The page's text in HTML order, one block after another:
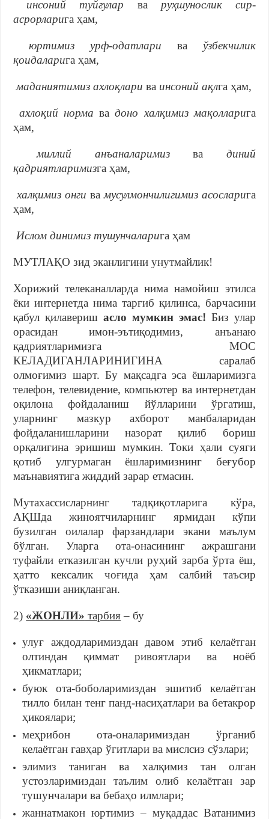
инсоний туйғулар ва руҳшунослик сир-
асрорларига ҳам,
юртимиз урф-одатлари ва ўзбекчилик
қоидаларига ҳам,
маданиятимиз ахлоқлари ва инсоний ақлга ҳам,
ахлоқий норма вадоно халқимиз мақолларига
ҳам,
миллий анъаналаримизва диний
қадриятларимизга ҳам,
халқимиз онги вамусулмончилигимиз асосларига
ҳам,
Ислом динимиз тушунчаларига ҳам
МУТЛАҚО зид эканлигини унутмайлик!
Хорижий телеканалларда нима намойиш этилса
ёки интернетда нима тарғиб қилинса, барчасини
қабул қилаверишасло мумкин эмас! Биз улар
орасидан имон-эътиқодимиз, анъанаю
қадриятларимизга МОС
КЕЛАДИГАНЛАРИНИГИНА саралаб
олмоғимиз шарт. Бу мақсадга эса ёшларимизга
телефон, телевидение, компьютер ва интернетдан
оқилона фойдаланиш йўлларини ўргатиш,
уларнинг мазкур ахборот манбаларидан
фойдаланишларини назорат қилиб бориш
орқалигина эришиш мумкин. Токи ҳали суяги
қотиб улгурмаган ёшларимизнинг беғубор
маънавиятига жиддий зарар етмасин.
Мутахассисларнинг тадқиқотларига кўра,
АҚШда жиноятчиларнинг ярмидан кўпи
бузилган оилалар фарзандлари экани маълум
бўлган. Уларга ота-онасининг ажрашгани
туфайли етказилган кучли руҳий зарба ўрта ёш,
ҳатто кексалик чоғида ҳам салбий таъсир
ўтказиши аниқланган.
2) «ЖОНЛИ» тарбия– бу
улуғ аждодларимиздан давом этиб келаётган
олтиндан қиммат ривоятлари ва ноёб
ҳикматлари;
буюк ота-боболаримиздан эшитиб келаётган
тилло билан тенг панд-насиҳатлари ва бетакрор
ҳикоялари;
меҳрибон ота-оналаримиздан ўрганиб
келаётган гавҳар ўгитлари ва мислсиз сўзлари;
элимиз таниган ва халқимиз тан олган
устозларимиздан таълим олиб келаётган зар
тушунчалари ва бебаҳо илмлари;
жаннатмакон юртимиз – муқаддас Ватанимиз